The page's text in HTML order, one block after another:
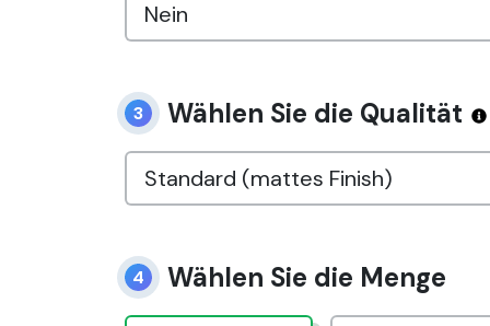
3 Wählen Sie die Qualität
4 Wählen Sie die Menge